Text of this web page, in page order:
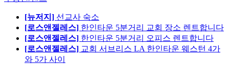
[뉴저지] 선교사 숙소
[로스앤젤레스] 한인타운 5분거리 교회 장소 렌트합니다
[로스앤젤레스] 한인타운 5분거리 오피스 렌트합니다
[로스앤젤레스] 교회 서브리스 LA 한인타운 웨스턴 4가
와 5가 사이